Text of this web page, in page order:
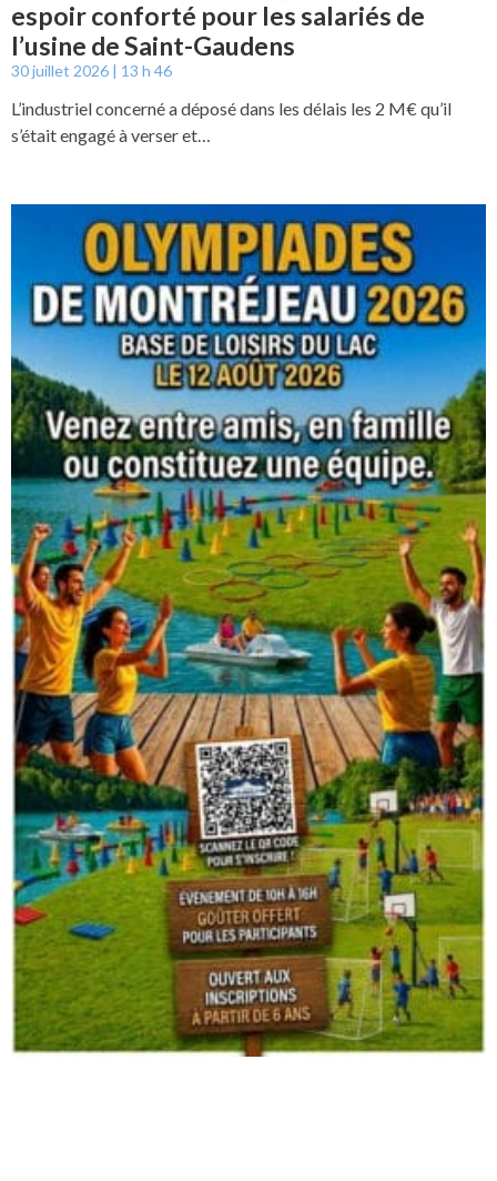
espoir conforté pour les salariés de
l’usine de Saint-Gaudens
30 juillet 2026 13 h 46
L’industriel concerné a déposé dans les délais les 2 M€ qu’il
s’était engagé à verser et…